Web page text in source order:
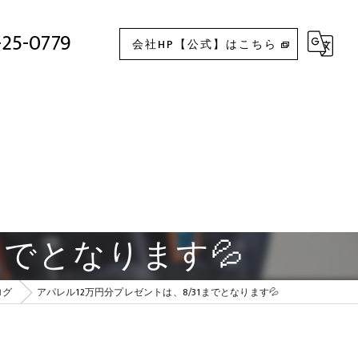
0779 会社HP【公式】はこちら
となります💦
グ アパレル12万円分プレゼントは、8/31までとなります💦